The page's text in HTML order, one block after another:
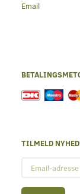
Email
TILMELD
adresse